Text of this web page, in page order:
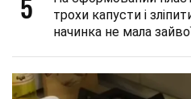
трохи капусти і
начинка не мала